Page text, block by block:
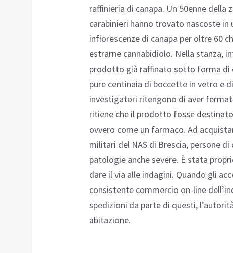
raffinieria di canapa. Un 50enne
carabinieri hanno trovato nascoste in
infiorescenze di canapa per oltre 60
estrarne cannabidiolo. Nella stanza,
prodotto già raffinato sotto forma di
pure centinaia di boccette in vetro e
investigatori ritengono di aver
ritiene che il prodotto fosse
ovvero come un farmaco. Ad
militari del NAS di Brescia, persone
patologie anche severe. È stata
dare il via alle indagini. Quando gli
consistente commercio on-line
spedizioni da parte di questi,
abitazione.